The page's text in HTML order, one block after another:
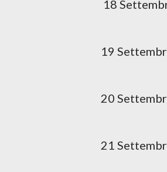
18
19
20
21